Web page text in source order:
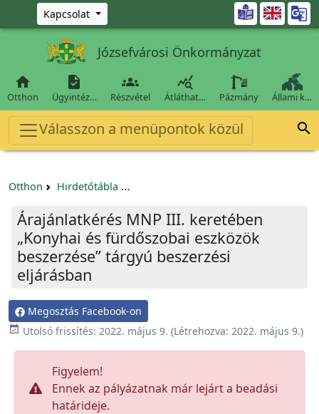
Ugrás a fő tartalomra
Kapcsolat 
Józsefvárosi Önkormányzat

Otthon

Ügyintéz…

Részvétel

Átláthat… Pázmány Állami k…
Válasszon a menüpontok közül 
Otthon Hirdetőtábla
Árajánlatkérés MNP III. keretében
„Konyhai és fürdőszobai eszközök
beszerzése” tárgyú beszerzési
eljárásban
Megosztás Facebook-on
 Utolsó frissítés: 2022. május 9. (Létrehozva: 2022. május 9.)
Figyelem!
Ennek az pályázatnak már lejárt a beadási
határideje.